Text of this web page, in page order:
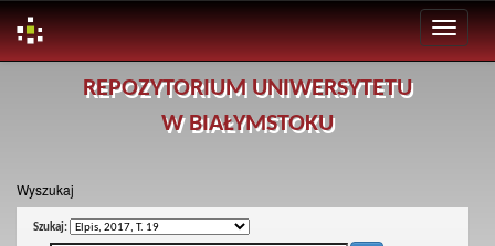
REPOZYTORIUM UNIWERSYTETU
W BIAŁYMSTOKU
Wyszukaj
Szukaj: